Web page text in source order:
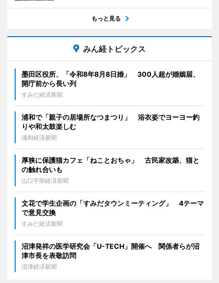
もっと見る
みん経トピックス
墨田区役所、「令和8年8月8日婚」 300人超が婚姻届、
開庁前から長い列
すみだ経済新聞
浦和で「親子の居場所なつまつり」 浴衣姿でヨーヨー釣
りや和太鼓楽しむ
浦和経済新聞
厚狭に保護猫カフェ「ねことおちゃ」 古民家改築、猫と
の触れ合いも
山口宇部経済新聞
文花で学生企画の「すみだタウンミーティング」 4テーマ
で意見交換
すみだ経済新聞
沼津発祥の医学研究会「U-TECH」開催へ 関係者らが沼
津市長を表敬訪問
沼津経済新聞